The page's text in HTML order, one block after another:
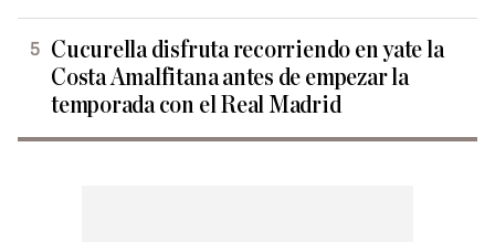
Cucurella disfruta recorriendo en yate la
Costa Amalfitana antes de empezar la
temporada con el Real Madrid